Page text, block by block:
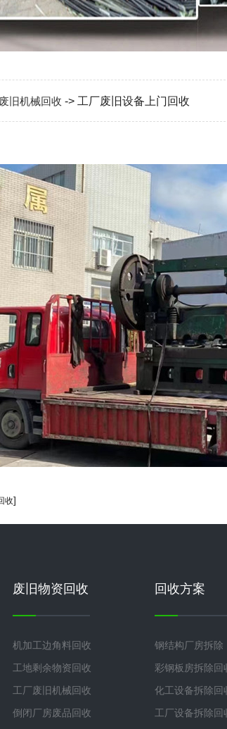
旧机械回收 -> 工厂废旧设备上门回收
收]
废旧物资回收
机加工边角料回收
工地剩余物资回收
工厂废旧机械回收
倒闭厂房废品回收
回收方案
钢结构厂房拆除
彩钢板房拆除回
化工设备拆除回
工厂设备拆除回